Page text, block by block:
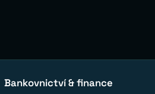
Bankovnictví & finance